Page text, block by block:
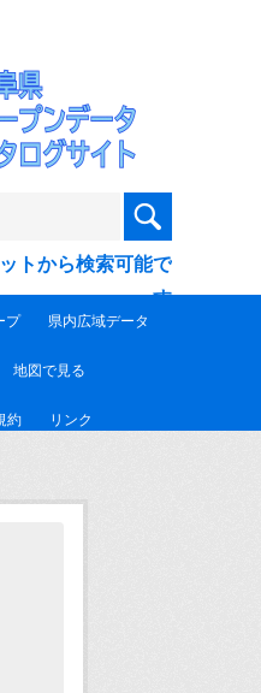
トから検索可能で
す
プ 県内広域データ
地図で見る
約 リンク